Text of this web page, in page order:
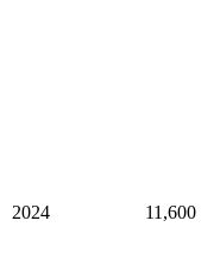
2024 11,600